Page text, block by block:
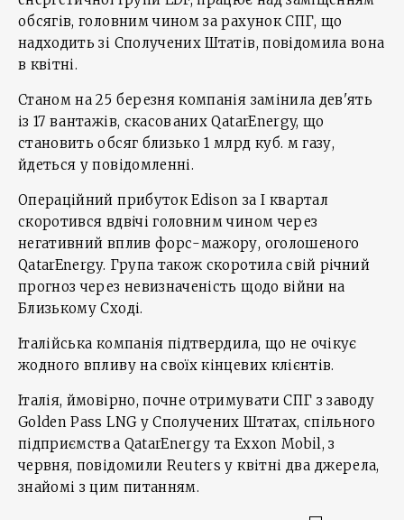
обсягів, головним чином за рахунок СПГ, що
надходить зі Сполучених Штатів, повідомила вона
в квітні.
Станом на 25 березня компанія замінила дев'ять
із 17 вантажів, скасованих QatarEnergy, що
становить обсяг близько 1 млрд куб. м газу,
йдеться у повідомленні.
Операційний прибуток Edison за І квартал
скоротився вдвічі головним чином через
негативний вплив форс-мажору, оголошеного
QatarEnergy. Група також скоротила свій річний
прогноз через невизначеність щодо війни на
Близькому Сході.
Італійська компанія підтвердила, що не очікує
жодного впливу на своїх кінцевих клієнтів.
Італія, ймовірно, почне отримувати СПГ з заводу
Golden Pass LNG у Сполучених Штатах, спільного
підприємства QatarEnergy та Exxon Mobil, з
червня, повідомили Reuters у квітні два джерела,
знайомі з цим питанням.